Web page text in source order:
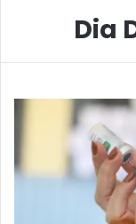
Dia